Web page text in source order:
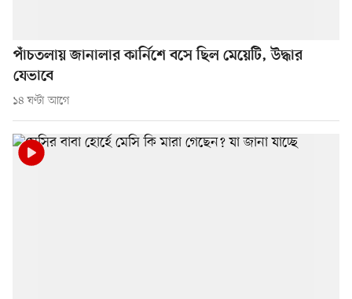
পাঁচতলায় জানালার কার্নিশে বসে ছিল মেয়েটি, উদ্ধার
যেভাবে
১৪ ঘণ্টা আগে